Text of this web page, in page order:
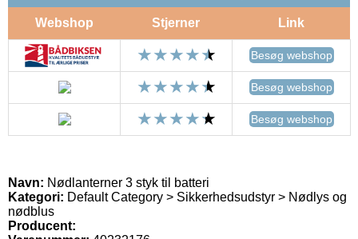
Webshop Stjerner Link
Besøg webshop
Besøg webshop
Besøg webshop
Navn: Nødlanterner 3 styk til batteri
Kategori: Default Category > Sikkerhedsudstyr > Nødlys og
nødblus
Producent: